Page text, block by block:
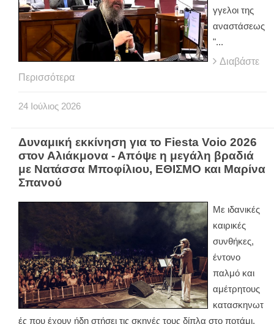
γγελοι της
αναστάσεως
"...
Διαβάστε
Περισσότερα
24 Ιούλιος 2026
Δυναμική εκκίνηση για το Fiesta Voio 2026
στον Αλιάκμονα - Απόψε η μεγάλη βραδιά
με Νατάσσα Μποφίλιου, ΕΘΙΣΜΟ και Μαρίνα
Σπανού
Με ιδανικές
καιρικές
συνθήκες,
έντονο
παλμό και
αμέτρητους
κατασκηνωτ
ές που έχουν ήδη στήσει τις σκηνές τους δίπλα στο ποτάμι,